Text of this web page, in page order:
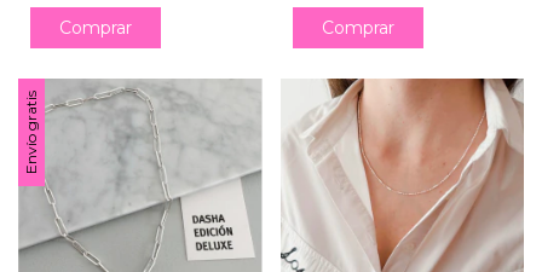
Comprar Comprar
Envío gratis